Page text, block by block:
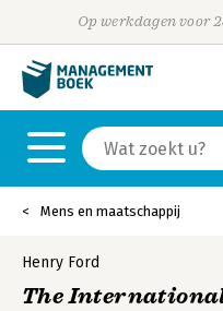
Op werkdagen voor
Mens en maatschappij
Henry Ford
The